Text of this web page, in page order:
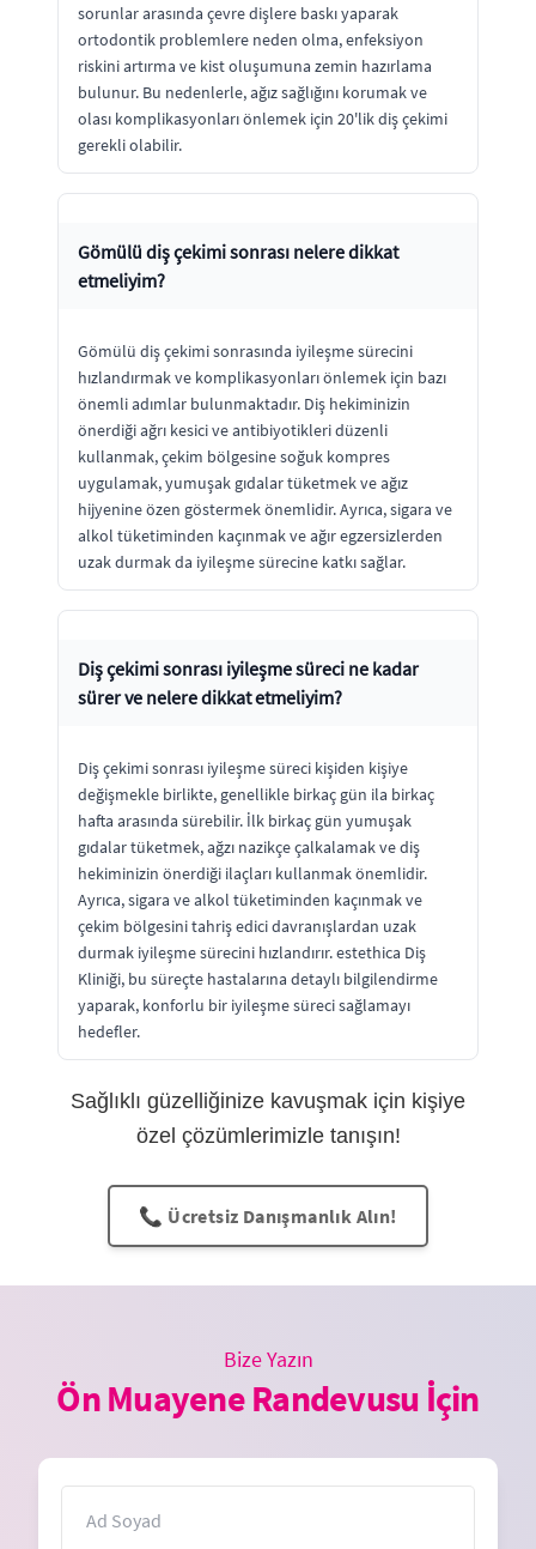
sorunlar arasında çevre dişlere baskı yaparak
ortodontik problemlere neden olma, enfeksiyon
riskini artırma ve kist oluşumuna zemin hazırlama
bulunur. Bu nedenlerle, ağız sağlığını korumak ve
olası komplikasyonları önlemek için 20'lik diş çekimi
gerekli olabilir.
Gömülü diş çekimi sonrası nelere dikkat
etmeliyim?
Gömülü diş çekimi sonrasında iyileşme sürecini
hızlandırmak ve komplikasyonları önlemek için bazı
önemli adımlar bulunmaktadır. Diş hekiminizin
önerdiği ağrı kesici ve antibiyotikleri düzenli
kullanmak, çekim bölgesine soğuk kompres
uygulamak, yumuşak gıdalar tüketmek ve ağız
hijyenine özen göstermek önemlidir. Ayrıca, sigara ve
alkol tüketiminden kaçınmak ve ağır egzersizlerden
uzak durmak da iyileşme sürecine katkı sağlar.
Diş çekimi sonrası iyileşme süreci ne kadar
sürer ve nelere dikkat etmeliyim?
Diş çekimi sonrası iyileşme süreci kişiden kişiye
değişmekle birlikte, genellikle birkaç gün ila birkaç
hafta arasında sürebilir. İlk birkaç gün yumuşak
gıdalar tüketmek, ağzı nazikçe çalkalamak ve diş
hekiminizin önerdiği ilaçları kullanmak önemlidir.
Ayrıca, sigara ve alkol tüketiminden kaçınmak ve
çekim bölgesini tahriş edici davranışlardan uzak
durmak iyileşme sürecini hızlandırır. estethica Diş
Kliniği, bu süreçte hastalarına detaylı bilgilendirme
yaparak, konforlu bir iyileşme süreci sağlamayı
hedefler.
Sağlıklı güzelliğinize kavuşmak için kişiye
özel çözümlerimizle tanışın!
📞 Ücretsiz Danışmanlık Alın!
Bize Yazın
Ön Muayene Randevusu İçin